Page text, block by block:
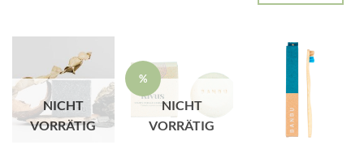
NICHT
VORRÄTIG
%
NICHT
VORRÄTIG